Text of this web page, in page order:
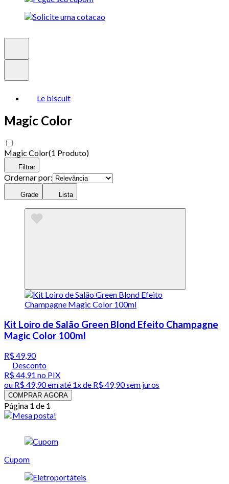
Le biscuit
Magic Color
Magic Color(1 Produto)
Filtrar
Ordernar por:
Grade Lista
Kit Loiro de Salão Green Blond Efeito Champagne
Magic Color 100ml
R$ 49,90
Desconto
R$ 44,91 no PIX
ou R$ 49,90em até 1x de R$ 49,90sem juros
COMPRAR AGORA
Página 1 de 1
Cupom